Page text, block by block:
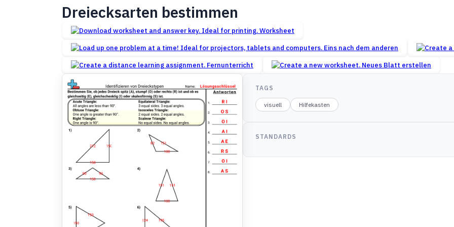
Dreiecksarten bestimmen
Worksheet
Eins nach dem anderen
Fernunterricht
Neues Blatt erstellen
TAGS
visuell Hilfekasten
STANDARDS